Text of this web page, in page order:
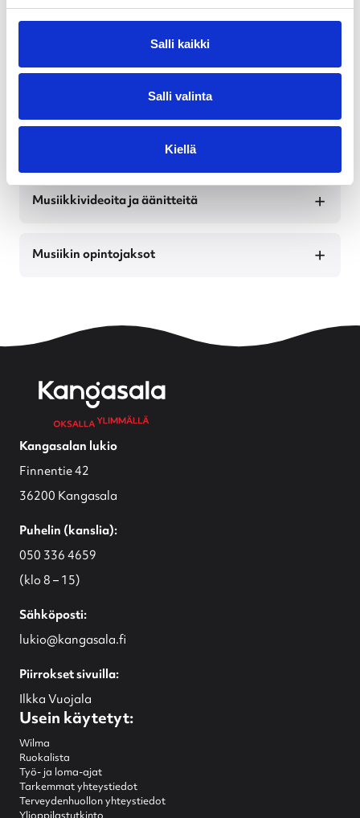
Salli kaikki
Salli valinta
Kiellä
Lukion yhteiset musiikkiprojektit
Musiikkivideoita ja äänitteitä
Musiikin opintojaksot
Kangasalan lukio
Finnentie 42
36200 Kangasala
Puhelin (kanslia):
050 336 4659
(klo 8 – 15)
Sähköposti:
lukio@kangasala.fi
Piirrokset sivuilla:
Ilkka Vuojala
Usein käytetyt:
Wilma
Ruokalista
Työ- ja loma-ajat
Tarkemmat yhteystiedot
Terveydenhuollon yhteystiedot